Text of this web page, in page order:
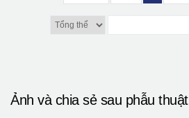
Ảnh và chia sẻ sau phẫu thuật